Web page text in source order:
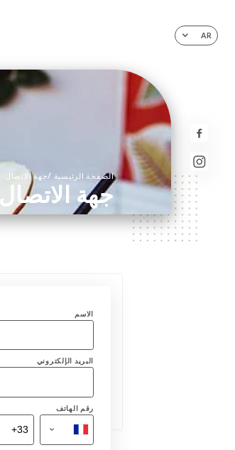
AR
الصفحة الرئيسية /جهة الاتصال
جهة الاتصال
الاسم
البريد الإلكتروني
رقم الهاتف